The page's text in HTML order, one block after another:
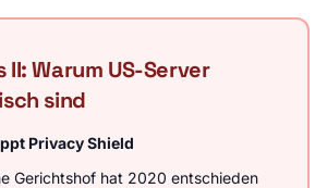
Warum US-Server
sind
Privacy Shield
Gerichtshof hat 2020 entschieden